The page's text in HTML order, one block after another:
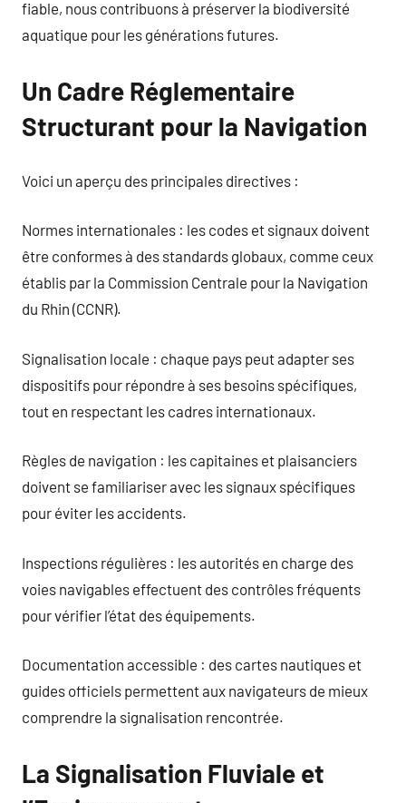
fiable, nous contribuons à préserver la biodiversité
aquatique pour les générations futures.
Un Cadre Réglementaire
Structurant pour la Navigation
Voici un aperçu des principales directives :
Normes internationales : les codes et signaux doivent
être conformes à des standards globaux, comme ceux
établis par la Commission Centrale pour la Navigation
du Rhin (CCNR).
Signalisation locale : chaque pays peut adapter ses
dispositifs pour répondre à ses besoins spécifiques,
tout en respectant les cadres internationaux.
Règles de navigation : les capitaines et plaisanciers
doivent se familiariser avec les signaux spécifiques
pour éviter les accidents.
Inspections régulières : les autorités en charge des
voies navigables effectuent des contrôles fréquents
pour vérifier l’état des équipements.
Documentation accessible : des cartes nautiques et
guides officiels permettent aux navigateurs de mieux
comprendre la signalisation rencontrée.
La Signalisation Fluviale et